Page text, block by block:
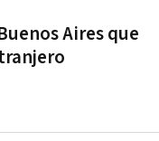
Aires que